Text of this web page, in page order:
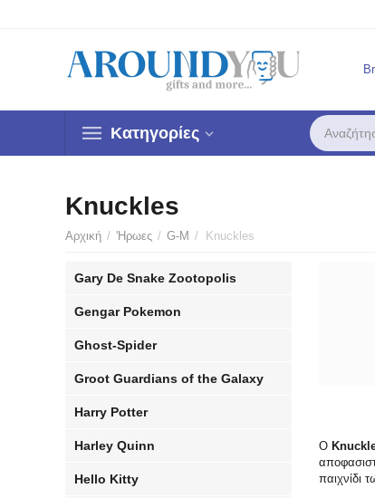
Κατηγορίες
Knuckles
Αρχική / 'Ηρωες / G-M / Knuckles
Ο
παιχνίδι
Gary De Snake Zootopolis
Gengar Pokemon
Ghost-Spider
Groot Guardians of the Galaxy
Harry Potter
Harley Quinn
Hello Kitty